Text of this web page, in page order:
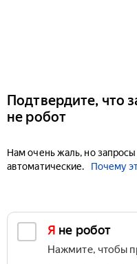
Подтвердите, что
не робот
Нам очень жаль, но
автоматические.
Почему
Я не робот
Нажмите, чтобы